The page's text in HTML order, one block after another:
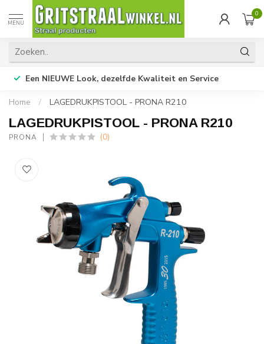
MENU
0
Een NIEUWE Look, dezelfde Kwaliteit en Service
Home / LAGEDRUKPISTOOL - PRONA R210
LAGEDRUKPISTOOL - PRONA R210
PRONA (0)